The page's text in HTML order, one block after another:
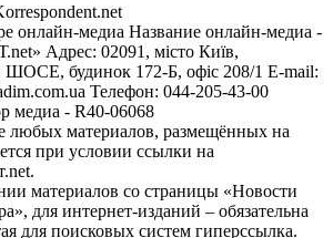
онлайн-медиа Название онлайн-медиа -
Адрес: 02091, місто Київ,
будинок 172-Б, офіс 208/1 E-mail:
Телефон: 044-205-43-00
медиа - R40-06068
любых материалов, размещённых на
при условии ссылки на
материалов со страницы «Новости
для интернет-изданий – обязательна
для поисковых систем гиперссылка.